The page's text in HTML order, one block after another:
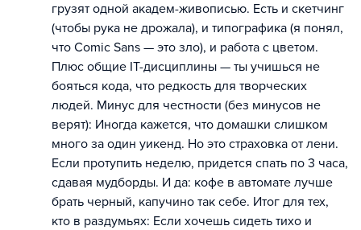
грузят одной академ-живописью. Есть и скетчинг
(чтобы рука не дрожала), и типографика (я понял,
что Comic Sans — это зло), и работа с цветом.
Плюс общие IT-дисциплины — ты учишься не
бояться кода, что редкость для творческих
людей. Минус для честности (без минусов не
верят): Иногда кажется, что домашки слишком
много за один уикенд. Но это страховка от лени.
Если протупить неделю, придется спать по 3 часа,
сдавая мудборды. И да: кофе в автомате лучше
брать черный, капучино так себе. Итог для тех,
кто в раздумьях: Если хочешь сидеть тихо и